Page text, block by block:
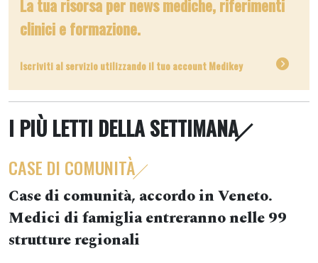
La tua risorsa per news mediche, riferimenti
clinici e formazione.
Iscriviti al servizio utilizzando il tuo account Medikey
I PIÙ LETTI DELLA SETTIMANA
CASE DI COMUNITÀ
Case di comunità, accordo in Veneto.
Medici di famiglia entreranno nelle 99
strutture regionali